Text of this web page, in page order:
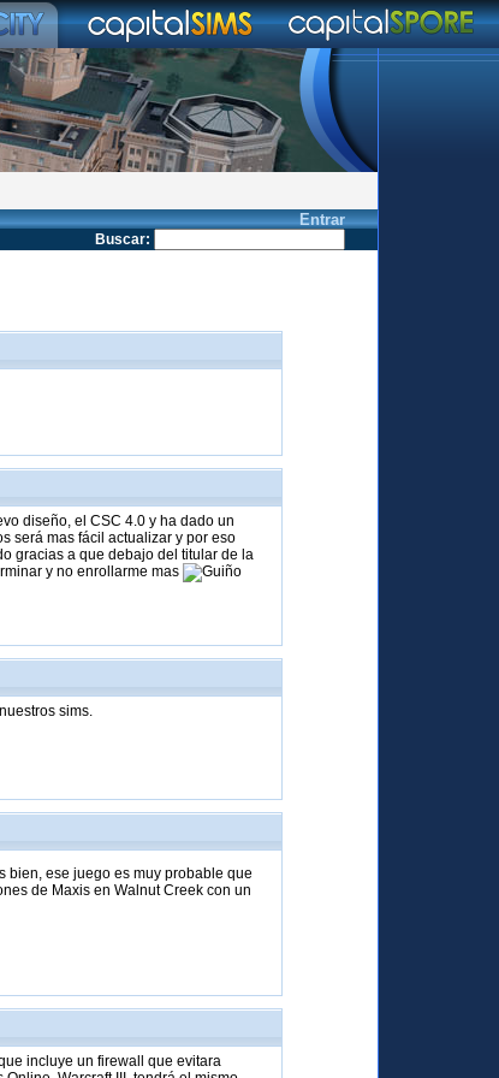
Entrar
Buscar:
diseño, el CSC 4.0 y ha dado un
será mas fácil actualizar y por eso
gracias a que debajo del titular de la
y no enrollarme mas
sims.
bien, ese juego es muy probable que
de Maxis en Walnut Creek con un
incluye un firewall que evitara